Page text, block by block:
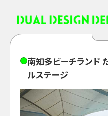
南知多ビーチランド
ルステージ